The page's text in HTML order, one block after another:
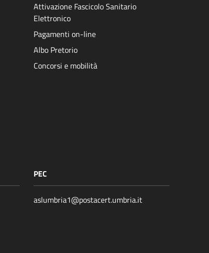
Attivazione Fascicolo Sanitario
Elettronico
Pagamenti on-line
Albo Pretorio
Concorsi e mobilità
PEC
aslumbria1@postacert.umbria.it